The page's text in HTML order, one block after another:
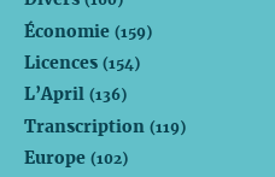
Économie (159)
Licences (154)
L’April (136)
Transcription (119)
Europe (102)